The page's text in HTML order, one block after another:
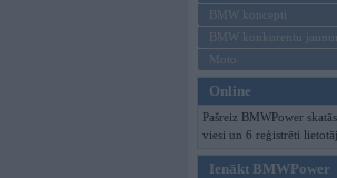
BMW koncepti
BMW konkurentu
Moto
Online
Pašreiz BMWPower
viesi un 6 reģistrēti
Ienākt BMWPower